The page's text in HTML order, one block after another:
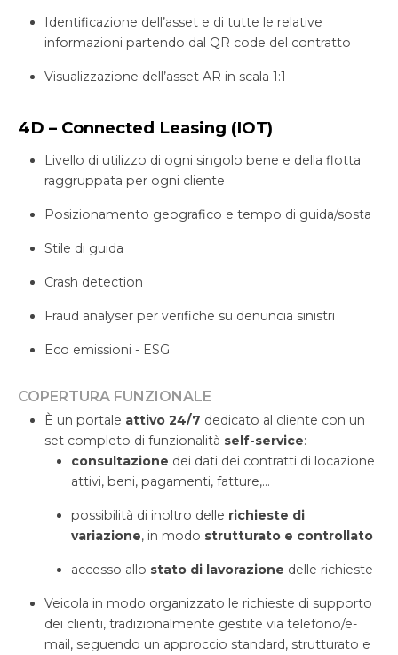
Identificazione dell’asset e di tutte le relative
informazioni partendo dal QR code del contratto
Visualizzazione dell’asset AR in scala 1:1
4D – Connected Leasing (IOT)
Livello di utilizzo di ogni singolo bene e della flotta
raggruppata per ogni cliente
Posizionamento geografico e tempo di guida/sosta
Stile di guida
Crash detection
Fraud analyser per verifiche su denuncia sinistri
Eco emissioni - ESG
COPERTURA FUNZIONALE
È un portale attivo 24/7 dedicato al cliente con un
set completo di funzionalità self-service:
consultazione dei dati dei contratti di locazione
attivi, beni, pagamenti, fatture,…
possibilità di inoltro delle richieste di
variazione, in modo strutturato e controllato
accesso allo stato di lavorazione delle richieste
Veicola in modo organizzato le richieste di supporto
dei clienti, tradizionalmente gestite via telefono/e-
mail, seguendo un approccio standard, strutturato e